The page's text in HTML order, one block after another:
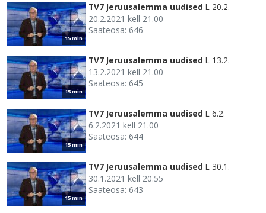
15 min
TV7 Jeruusalemma uudised L 20.2.
20.2.2021 kell 21.00
Saateosa: 646
15 min
TV7 Jeruusalemma uudised L 13.2.
13.2.2021 kell 21.00
Saateosa: 645
15 min
TV7 Jeruusalemma uudised L 6.2.
6.2.2021 kell 21.00
Saateosa: 644
15 min
TV7 Jeruusalemma uudised L 30.1.
30.1.2021 kell 20.55
Saateosa: 643